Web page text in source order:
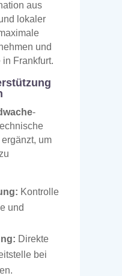
aus
lokaler
und
Frankfurt.
-
um
Kontrolle
und
Direkte
bei